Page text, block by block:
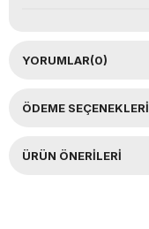
YORUMLAR(0)
ÖDEME SEÇENEKLERI
ÜRÜN ÖNERILERI